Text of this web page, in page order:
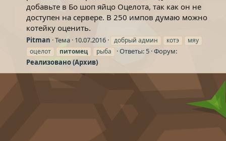
добавьте в Бо шоп яйцо Оцелота, так как он не
доступен на сервере. В 250 импов думаю можно
котейку оценить.
Pitman Тема 10.07.2016 добрый админ котэ
мяу
оцелот
питомец рыба Ответы: 5 Форум:
Реализовано (Архив)